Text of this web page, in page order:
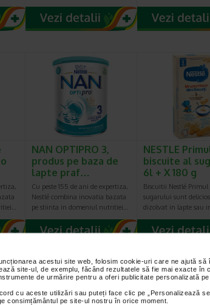
acestui site web, folosim cookie-uri care ne ajută să
site-ul, de exemplu, făcând rezultatele să fie mai exacte în
de urmărire pentru a oferi publicitate personalizată
cu aceste utilizări sau puteți face clic pe „Personalizează
consimțământul pe site-ul nostru în orice moment.
NAN OPTIPRO 3,
produs pe baza de
lapte praf…
Cu peste 155 de ani de expertiza,
Nestlé combina inovatia bazata
pe stiinta in domeniul nutritiei…
NESTLE
biscuite al
6l + X 180 g
Biscuitii Nestlé
sugarului sunt
dizolvat in lapte sau